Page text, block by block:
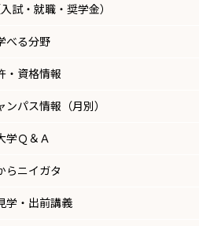
試・就職・奨学金）
べる分野
・資格情報
ンパス情報（月別）
学Ｑ＆Ａ
らニイガタ
学・出前講義